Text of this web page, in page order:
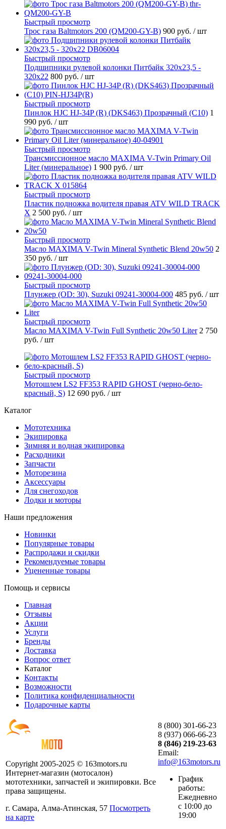
Быстрый просмотр
Трос газа Baltmotors 200 (QM200-GY-B) 900 руб. / шт
Быстрый просмотр
Подшипники рулевой колонки Питбайк 320x23,5 -
320x22 800 руб. / шт
Быстрый просмотр
Пинлок HJC HJ-34P (R) (DKS463) Прозрачный (C10) 1
990 руб. / шт
Быстрый просмотр
Трансмиссионное масло MAXIMA V-Twin Primary Oil
Liter (минеральное) 1 900 руб. / шт
Быстрый просмотр
Пластик подножка водителя правая ATV WILD TRACK
X 2 500 руб. / шт
Быстрый просмотр
Масло MAXIMA V-Twin Mineral Synthetic Blend 20w50 2
350 руб. / шт
Быстрый просмотр
Плунжер (OD: 30), Suzuki 09241-30004-000 485 руб. / шт
Быстрый просмотр
Масло MAXIMA V-Twin Full Synthetic 20w50 Liter 2 750
руб. / шт
Быстрый просмотр
Мотошлем LS2 FF353 RAPID GHOST (черно-бело-
красный, S) 12 690 руб. / шт
Каталог
Мототехника
Экипировка
Зимняя и водная экипировка
Расходники
Запчасти
Моторезина
Аксессуары
Для снегоходов
Лодки и моторы
Наши предложения
Новинки
Популярные товары
Распродажи и скидки
Рекомендуемые товары
Уцененные товары
Помощь и сервисы
Главная
Отзывы
Акции
Услуги
Бренды
Доставка
Вопрос ответ
Каталог
Контакты
Возможности
Политика конфиденциальности
Подарочные карты
Copyright 2005-2025 © 163motors.ru
Интернет-магазин (мотосалон)
мототехники, запчастей и экипировки. Все
права защищены.
г. Самара, Алма-Атинская, 57 Посмотреть
на карте
8 (800) 301-66-23
8 (937) 066-66-23
8 (846) 219-23-63
Email:
info@163motors.ru
График
работы:
Ежедневно
с 10:00 до
19:00